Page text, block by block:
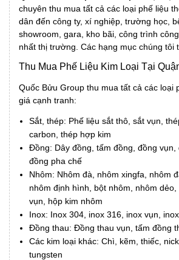
chuyên thu mua tất cả các loại phế liệu
dân đến công ty, xí nghiệp, trường học,
showroom, gara, kho bãi, công trình
nhất thị trường. Các hạng mục chúng tôi
Thu Mua Phế Liệu Kim Loại Tại
Quốc Bửu Group thu mua tất cả các loại
giá cạnh tranh:
Sắt, thép: Phế liệu sắt thô, sắt vụn,
carbon, thép hợp kim
Đồng: Dây đồng, tấm đồng, đồng vụn,
đồng pha chế
Nhôm: Nhôm đà, nhôm xingfa, nhôm
nhôm định hình, bột nhôm, nhôm
vụn, hộp kim nhôm
Inox: Inox 304, inox 316, inox vụn,
Đồng thau: Đồng thau vụn, tấm đồng
Các kim loại khác: Chì, kẽm, thiếc,
tungsten